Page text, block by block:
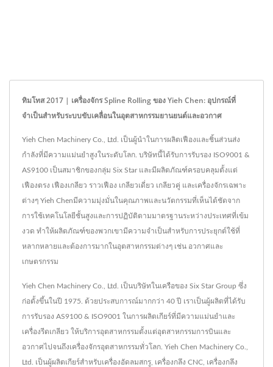
ทิมโทส 2017 | เครื่องจักร Spline Rolling ของ Yieh Chen: อุปกรณ์ที่
จำเป็นสำหรับระบบขับเคลื่อนในอุตสาหกรรมยานยนต์และอวกาศ
Yieh Chen Machinery Co., Ltd. เป็นผู้นำในการผลิตเฟืองและชิ้นส่วนส่ง
กำลังที่มีความแม่นยำสูงในระดับโลก. บริษัทนี้ได้รับการรับรอง ISO9001 &
AS9100 เป็นสมาชิกของกลุ่ม Six Star และมีผลิตภัณฑ์ครอบคลุมตั้งแต่
เฟืองตรง เฟืองเกลียว ราวเฟือง เกลียวเดี่ยว เกลียวคู่ และเครื่องจักรเฉพาะ
ต่างๆ Yieh Chenมีความมุ่งมั่นในคุณภาพและนวัตกรรมที่เห็นได้ชัดจาก
การใช้เทคโนโลยีชั้นสูงและการปฏิบัติตามมาตรฐานระหว่างประเทศที่เข้ม
งวด ทำให้ผลิตภัณฑ์ของพวกเขามีความจำเป็นสำหรับการประยุกต์ใช้ที่
หลากหลายและต้องการมากในอุตสาหกรรมต่างๆ เช่น อวกาศและ
เกษตรกรรม
Yieh Chen Machinery Co., Ltd. เป็นบริษัทในเครือของ Six Star Group ซึ่ง
ก่อตั้งขึ้นในปี 1975. ด้วยประสบการณ์มากกว่า 40 ปี เราเป็นผู้ผลิตที่ได้รับ
การรับรอง AS9100 & ISO9001 ในการผลิตเกียร์ที่มีความแม่นยำและ
เครื่องรีดเกลียว ให้บริการอุตสาหกรรมตั้งแต่อุตสาหกรรมการบินและ
อวกาศไปจนถึงเครื่องจักรอุตสาหกรรมทั่วโลก. Yieh Chen Machinery Co.,
Ltd. เป็นผู้ผลิตเกียร์สำหรับเครื่องอัดลมสกรู, เครื่องกลึง CNC, เครื่องกลึง